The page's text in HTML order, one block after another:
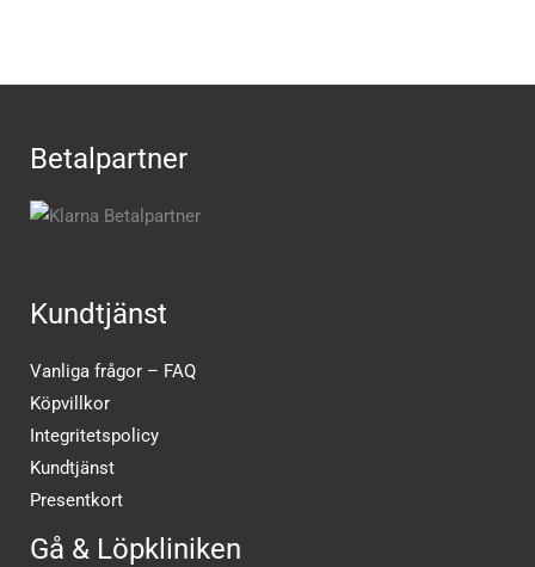
Betalpartner
Kundtjänst
Vanliga frågor – FAQ
Köpvillkor
Integritetspolicy
Kundtjänst
Presentkort
Gå & Löpkliniken